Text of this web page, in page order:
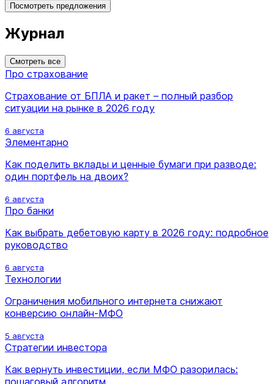
Посмотреть предложения
Журнал
Смотреть все
Про страхование
Страхование от БПЛА и ракет – полный разбор
ситуации на рынке в 2026 году
6 августа
Элементарно
Как поделить вклады и ценные бумаги при разводе:
один портфель на двоих?
6 августа
Про банки
Как выбрать дебетовую карту в 2026 году: подробное
руководство
6 августа
Технологии
Ограничения мобильного интернета снижают
конверсию онлайн-МФО
5 августа
Стратегии инвестора
Как вернуть инвестиции, если МФО разорилась:
пошаговый алгоритм